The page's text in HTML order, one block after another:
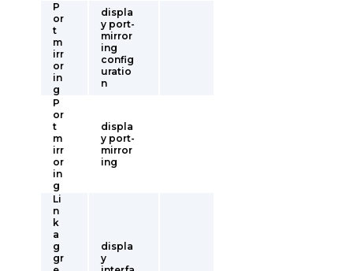
P
or
t
m
irr
or
in
g
displa
y port-
mirror
ing
config
uratio
n
P
or
t
m
irr
or
in
g
displa
y port-
mirror
ing
Li
n
k
a
g
gr
displa
y